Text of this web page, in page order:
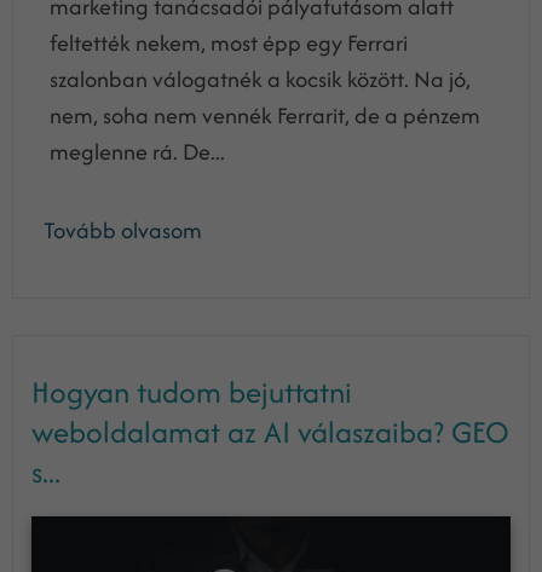
marketing tanácsadói pályafutásom alatt
feltették nekem, most épp egy Ferrari
szalonban válogatnék a kocsik között. Na jó,
nem, soha nem vennék Ferrarit, de a pénzem
meglenne rá. De...
Tovább olvasom
Hogyan tudom bejuttatni
weboldalamat az AI válaszaiba? GEO
s...